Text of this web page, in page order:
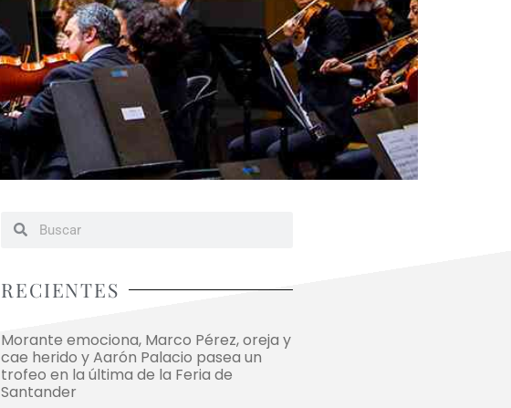
RECIENTES
Morante emociona, Marco Pérez, oreja y
cae herido y Aarón Palacio pasea un
trofeo en la última de la Feria de
Santander